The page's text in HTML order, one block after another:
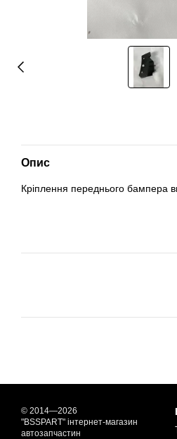
Опис
Кріплення переднього бампера
© 2014—2026
"BSSPART" інтернет-магазин
автозапчастин